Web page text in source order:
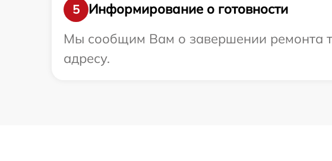
5
Информирование о готовности
Мы сообщим Вам о завершении ремонта
адресу.